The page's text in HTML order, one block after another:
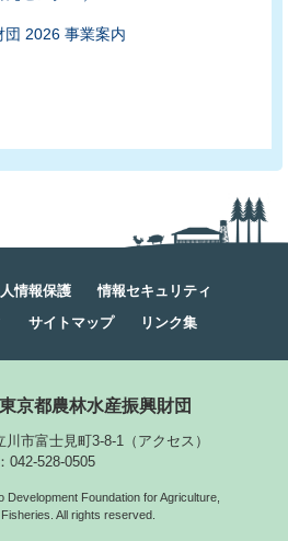
団 2026 事業案内
情報保護
情報セキュリティ
サイトマップ リンク集
東京都農林水産振興財団
市富士見町3-8-1（ アクセス ）
042-528-0505
Development Foundation for Agriculture,
All rights reserved.